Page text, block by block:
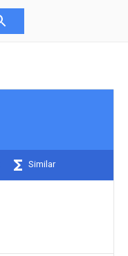
Similar